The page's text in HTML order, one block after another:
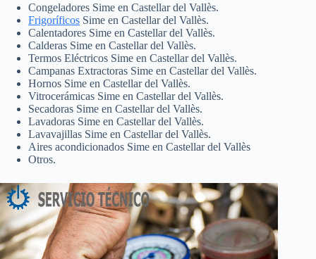
Congeladores Sime en Castellar del Vallès.
Frigoríficos Sime en Castellar del Vallès.
Calentadores Sime en Castellar del Vallès.
Calderas Sime en Castellar del Vallès.
Termos Eléctricos Sime en Castellar del Vallès.
Campanas Extractoras Sime en Castellar del Vallès.
Hornos Sime en Castellar del Vallès.
Vitrocerámicas Sime en Castellar del Vallès.
Secadoras Sime en Castellar del Vallès.
Lavadoras Sime en Castellar del Vallès.
Lavavajillas Sime en Castellar del Vallès.
Aires acondicionados Sime en Castellar del Vallès
Otros.